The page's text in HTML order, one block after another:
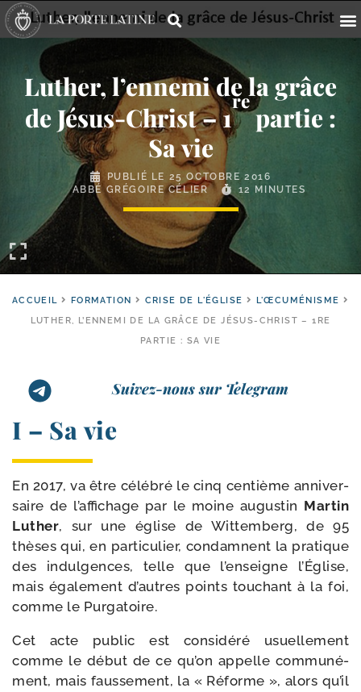
Luther, l’ennemi de la grâce
de Jésus-​Christ – 1
re
partie :
Sa vie
PUBLIÉ LE 25 OCTOBRE 2016
ABBÉ GRÉGOIRE CÉLIER
12 MINUTES
ACCUEIL FORMATION CRISE DE L'ÉGLISE
L'ŒCUMÉNISME
LUTHER, L’ENNEMI DE LA GRÂCE DE JÉSUS-​CHRIST – 1RE
PARTIE : SA VIE
Suivez-nous sur Telegram
I – Sa vie
En 2017, va être célé­bré le cinq cen­tième anni­ver­
saire de l’affichage par le moine augus­tin Martin
Luther, sur une église de Wittemberg, de 95
thèses qui, en par­ti­cu­lier, condamnent la pra­tique
des indul­gences, telle que l’enseigne l’Église,
mais éga­le­ment d’autres points tou­chant à la foi,
comme le Purgatoire.
Cet acte public est consi­dé­ré usuel­le­ment
comme le début de ce qu’on appelle com­mu­né­
ment, mais faus­se­ment, la « Réforme », alors qu’il